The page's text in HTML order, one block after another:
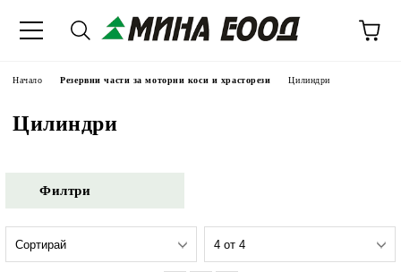
Начало Резервни части за моторни коси и храсторези Цилиндри
Цилиндри
Филтри